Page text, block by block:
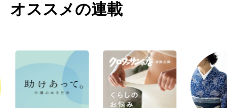
オススメの連載